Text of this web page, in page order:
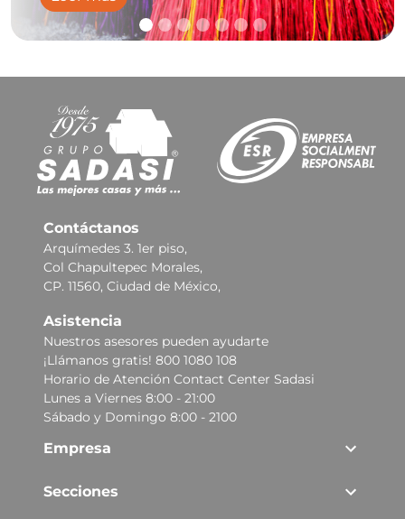
Contáctanos
Arquímedes 3. 1er piso,
Col Chapultepec Morales,
CP. 11560, Ciudad de México,
Asistencia
Nuestros asesores pueden ayudarte
¡Llámanos gratis! 800 1080 108
Horario de Atención Contact Center Sadasi
Lunes a Viernes 8:00 - 21:00
Sábado y Domingo 8:00 - 2100
Empresa
Secciones